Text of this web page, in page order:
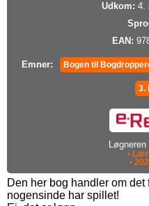
Udkom: 4.
EAN:
Emner: Bogen til
3.
•
•
Den her bog handler om
nogensinde har spillet!